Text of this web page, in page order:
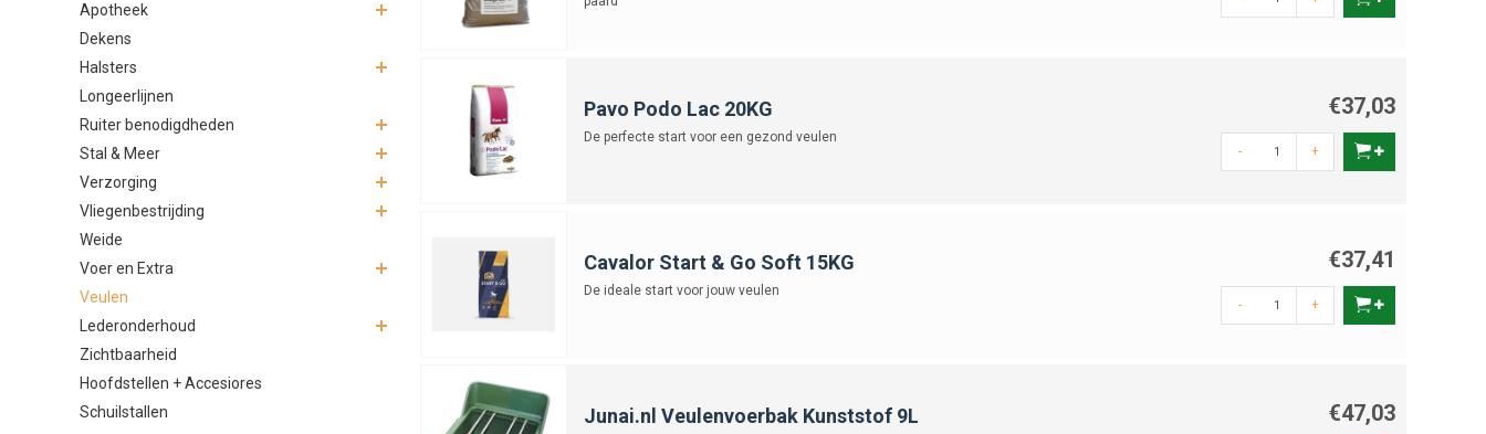
Apotheek
Dekens
Halsters
Longeerlijnen
Ruiter benodigdheden
Stal & Meer
Verzorging
Vliegenbestrijding
Weide
Voer en Extra
Veulen
Lederonderhoud
Zichtbaarheid
Hoofdstellen + Accesiores
Schuilstallen
Pavo Podo Lac 20KG
De perfecte start voor een gezond veulen
€37,03
- +
Cavalor Start & Go Soft 15KG
De ideale start voor jouw veulen
€37,41
- +
Junai.nl Veulenvoerbak Kunststof 9L €47,03